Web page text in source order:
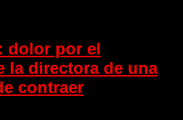
dolor por el
la directora de una
contraer